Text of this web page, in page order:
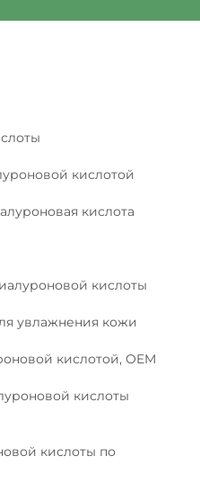
кислотой
кислота
кислоты
увлажнения кожи
кислотой, OEM
кислоты
кислоты по